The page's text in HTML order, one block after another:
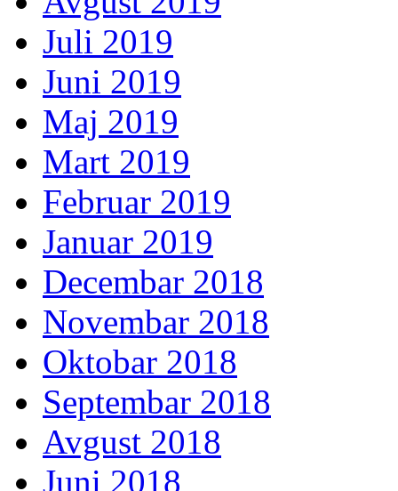
Juli 2019
Juni 2019
Maj 2019
Mart 2019
Februar 2019
Januar 2019
Decembar 2018
Novembar 2018
Oktobar 2018
Septembar 2018
Avgust 2018
Juni 2018